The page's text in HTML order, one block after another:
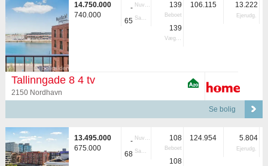
14.750.000
740.000
- Nuvær.
65 Samlet
139
Beboet
139
Vægtet
106.115 13.222
Ejerudg.
Tallinngade 8 4 tv
2150 Nordhavn
Se bolig
13.495.000
675.000
- Nuvær.
68 Samlet
108
Beboet
108
124.954 5.804
Ejerudg.